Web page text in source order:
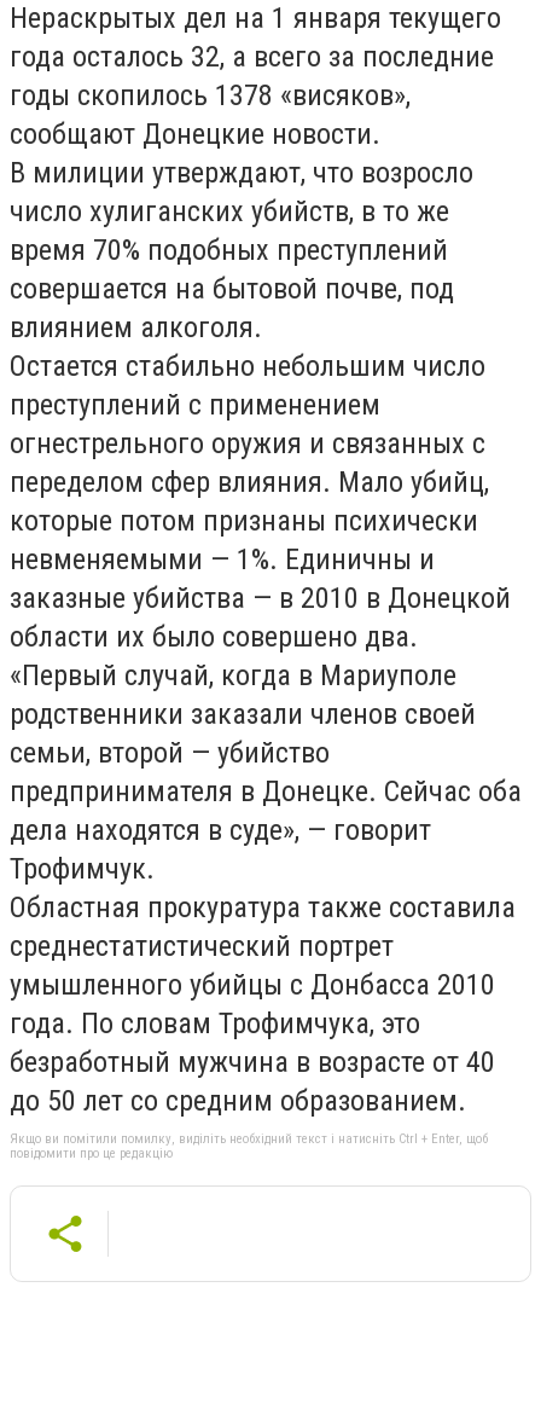
Нераскрытых дел на 1 января текущего
года осталось 32, а всего за последние
годы скопилось 1378 «висяков»,
сообщают Донецкие новости.
В милиции утверждают, что возросло
число хулиганских убийств, в то же
время 70% подобных преступлений
совершается на бытовой почве, под
влиянием алкоголя.
Остается стабильно небольшим число
преступлений с применением
огнестрельного оружия и связанных с
переделом сфер влияния. Мало убийц,
которые потом признаны психически
невменяемыми — 1%. Единичны и
заказные убийства — в 2010 в Донецкой
области их было совершено два.
«Первый случай, когда в Мариуполе
родственники заказали членов своей
семьи, второй — убийство
предпринимателя в Донецке. Сейчас оба
дела находятся в суде», — говорит
Трофимчук.
Областная прокуратура также составила
среднестатистический портрет
умышленного убийцы с Донбасса 2010
года. По словам Трофимчука, это
безработный мужчина в возрасте от 40
до 50 лет со средним образованием.
Якщо ви помітили помилку, виділіть необхідний текст і натисніть Ctrl + Enter, щоб
повідомити про це редакцію